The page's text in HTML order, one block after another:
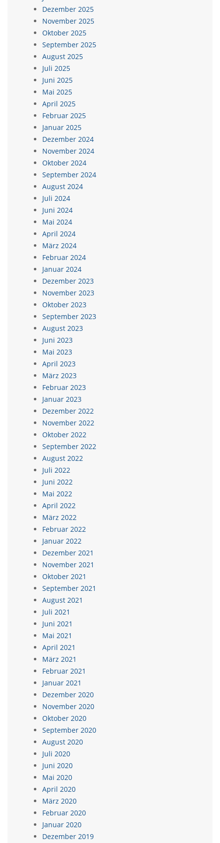
Dezember 2025
November 2025
Oktober 2025
September 2025
August 2025
Juli 2025
Juni 2025
Mai 2025
April 2025
Februar 2025
Januar 2025
Dezember 2024
November 2024
Oktober 2024
September 2024
August 2024
Juli 2024
Juni 2024
Mai 2024
April 2024
März 2024
Februar 2024
Januar 2024
Dezember 2023
November 2023
Oktober 2023
September 2023
August 2023
Juni 2023
Mai 2023
April 2023
März 2023
Februar 2023
Januar 2023
Dezember 2022
November 2022
Oktober 2022
September 2022
August 2022
Juli 2022
Juni 2022
Mai 2022
April 2022
März 2022
Februar 2022
Januar 2022
Dezember 2021
November 2021
Oktober 2021
September 2021
August 2021
Juli 2021
Juni 2021
Mai 2021
April 2021
März 2021
Februar 2021
Januar 2021
Dezember 2020
November 2020
Oktober 2020
September 2020
August 2020
Juli 2020
Juni 2020
Mai 2020
April 2020
März 2020
Februar 2020
Januar 2020
Dezember 2019